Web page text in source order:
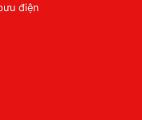
điện